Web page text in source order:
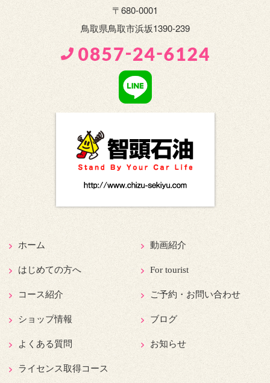
〒680-0001
鳥取県鳥取市浜坂1390-239
ホーム
はじめての方へ
コース紹介
ショップ情報
よくある質問
ライセンス取得コース
動画紹介
For tourist
ご予約・お問い合わせ
ブログ
お知らせ